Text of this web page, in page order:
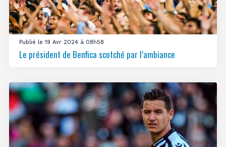
Publié le 19 Avr 2024 à 08h58
Le président de Benfica scotché par l’ambiance